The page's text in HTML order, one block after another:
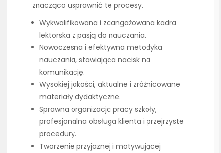
znacząco usprawnić te procesy.
Wykwalifikowana i zaangażowana kadra
lektorska z pasją do nauczania.
Nowoczesna i efektywna metodyka
nauczania, stawiająca nacisk na
komunikację.
Wysokiej jakości, aktualne i zróżnicowane
materiały dydaktyczne.
Sprawna organizacja pracy szkoły,
profesjonalna obsługa klienta i przejrzyste
procedury.
Tworzenie przyjaznej i motywującej